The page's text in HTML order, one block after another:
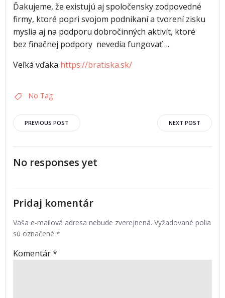
Ďakujeme, že existujú aj spoločensky zodpovedné
firmy, ktoré popri svojom podnikaní a tvorení zisku
myslia aj na podporu dobročinných aktivít, ktoré
bez finačnej podpory nevedia fungovať….
Veľká vďaka https://bratiska.sk/
No Tag
PREVIOUS POST NEXT POST
No responses yet
Pridaj komentár
Vaša e-mailová adresa nebude zverejnená. Vyžadované polia
sú označené *
Komentár*